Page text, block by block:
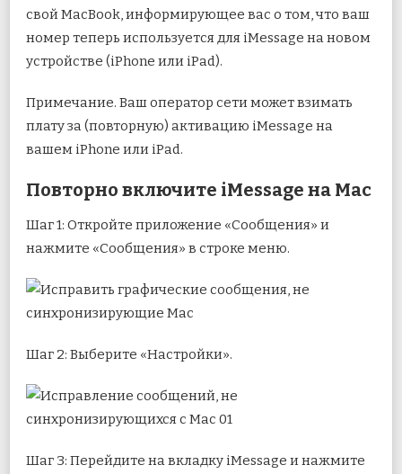
свой MacBook, информирующее вас о том, что ваш
номер теперь используется для iMessage на новом
устройстве (iPhone или iPad).
Примечание. Ваш оператор сети может взимать
плату за (повторную) активацию iMessage на
вашем iPhone или iPad.
Повторно включите iMessage на Mac
Шаг 1: Откройте приложение «Сообщения» и
нажмите «Сообщения» в строке меню.
Шаг 2: Выберите «Настройки».
Шаг 3: Перейдите на вкладку iMessage и нажмите